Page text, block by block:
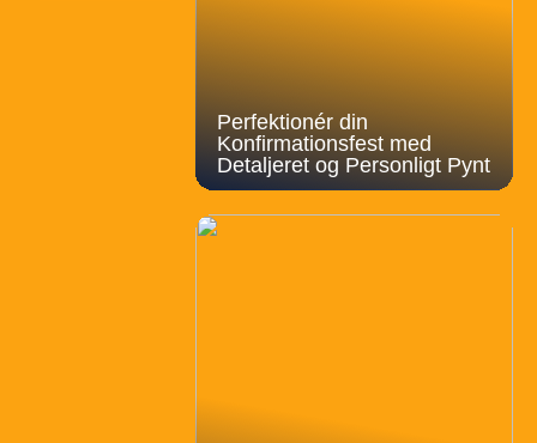
Perfektionér din
Konfirmationsfest med
Detaljeret og Personligt Pynt